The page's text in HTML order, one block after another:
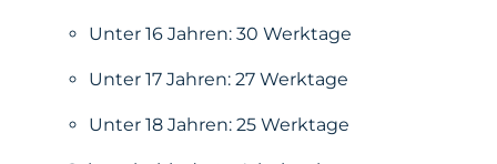
Unter 16 Jahren: 30 Werktage
Unter 17 Jahren: 27 Werktage
Unter 18 Jahren: 25 Werktage